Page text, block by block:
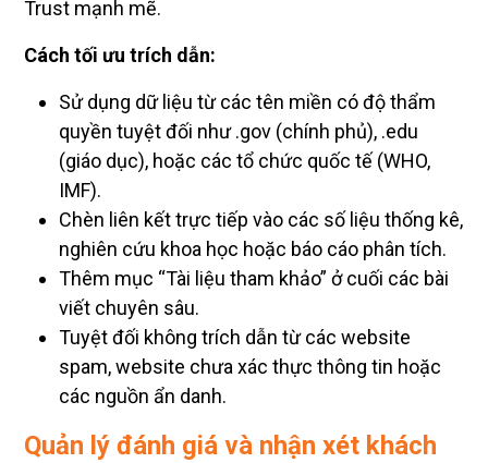
Trust mạnh mẽ.
Cách tối ưu trích dẫn:
Sử dụng dữ liệu từ các tên miền có độ thẩm
quyền tuyệt đối như .gov (chính phủ), .edu
(giáo dục), hoặc các tổ chức quốc tế (WHO,
IMF).
Chèn liên kết trực tiếp vào các số liệu thống kê,
nghiên cứu khoa học hoặc báo cáo phân tích.
Thêm mục “Tài liệu tham khảo” ở cuối các bài
viết chuyên sâu.
Tuyệt đối không trích dẫn từ các website
spam, website chưa xác thực thông tin hoặc
các nguồn ẩn danh.
Quản lý đánh giá và nhận xét khách